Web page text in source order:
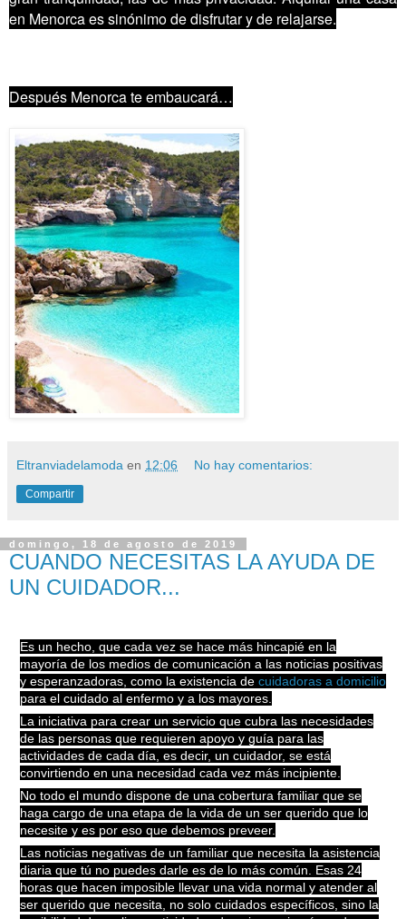
en Menorca es sinónimo de disfrutar y de relajarse.
Después Menorca te embaucará…
Eltranviadelamoda en 12:06 No hay comentarios:
Compartir
domingo, 18 de agosto de 2019
CUANDO NECESITAS LA AYUDA DE
UN CUIDADOR...
Es un hecho, que cada vez se hace más hincapié en la
mayoría de los medios de comunicación a las noticias positivas
y esperanzadoras, como la existencia de cuidadoras a domicilio
para el cuidado al enfermo y a los mayores.
La iniciativa para crear un servicio que cubra las necesidades
de las personas que requieren apoyo y guía para las
actividades de cada día, es decir, un cuidador, se está
convirtiendo en una necesidad cada vez más incipiente.
No todo el mundo dispone de una cobertura familiar que se
haga cargo de una etapa de la vida de un ser querido que lo
necesite y es por eso que debemos preveer.
Las noticias negativas de un familiar que necesita la asistencia
diaria que tú no puedes darle es de lo más común. Esas 24
horas que hacen imposible llevar una vida normal y atender al
ser querido que necesita, no solo cuidados específicos, sino la